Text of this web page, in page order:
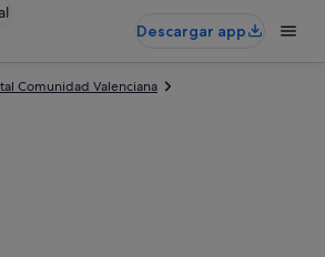
Descargar app
Comunidad Valenciana